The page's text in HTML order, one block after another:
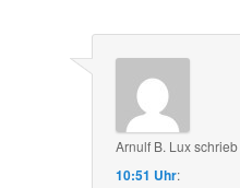
Arnulf B. Luxschrieb
10:51 Uhr: